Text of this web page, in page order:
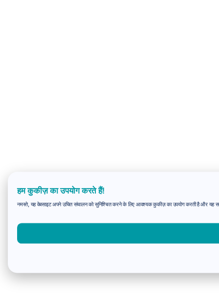
हम कुकीज़ का उपयोग करते हैं!
नमस्ते, यह वेबसाइट अपने उचित संचालन को सुनिश्चित करने के लिए आवश्यक कुकीज़ का उपयोग करती है और यह